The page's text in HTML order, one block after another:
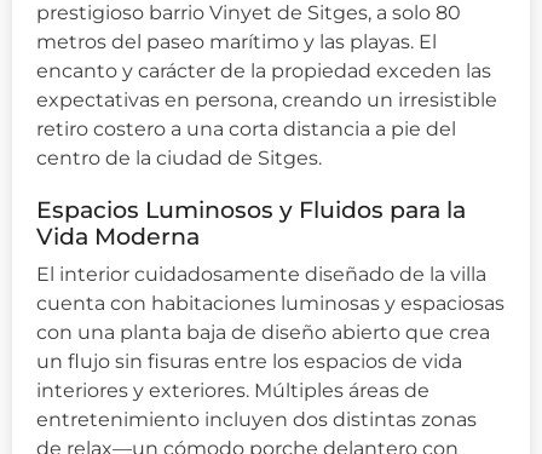
prestigioso barrio Vinyet de Sitges, a solo 80
metros del paseo marítimo y las playas. El
encanto y carácter de la propiedad exceden las
expectativas en persona, creando un irresistible
retiro costero a una corta distancia a pie del
centro de la ciudad de Sitges.
Espacios Luminosos y Fluidos para la
Vida Moderna
El interior cuidadosamente diseñado de la villa
cuenta con habitaciones luminosas y espaciosas
con una planta baja de diseño abierto que crea
un flujo sin fisuras entre los espacios de vida
interiores y exteriores. Múltiples áreas de
entretenimiento incluyen dos distintas zonas
de relax—un cómodo porche delantero con